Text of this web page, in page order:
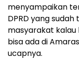
menyampaikan
DPRD yang
masyarakat kalau
bisa ada di
ucapnya.